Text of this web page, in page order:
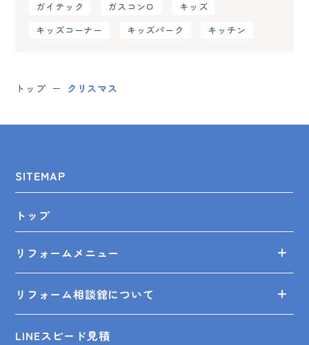
ガイテック
ガスコンロ
キッズ
キッズコーナー
キッズパーク キッチン
トップ クリスマス
SITEMAP
トップ
リフォームメニュー
リフォーム相談舘について
LINEスピード見積